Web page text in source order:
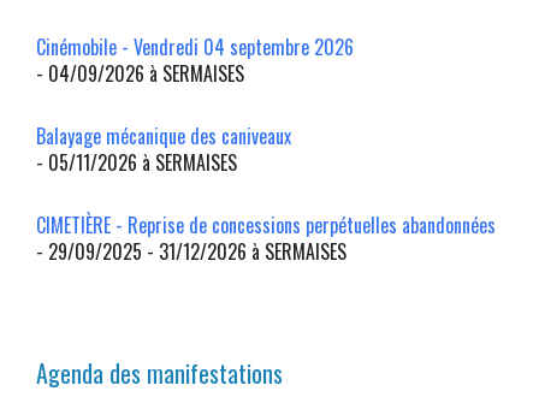
Cinémobile - Vendredi 04 septembre 2026
- 04/09/2026 à SERMAISES
Balayage mécanique des caniveaux
- 05/11/2026 à SERMAISES
CIMETIÈRE - Reprise de concessions perpétuelles abandonnées
- 29/09/2025 - 31/12/2026 à SERMAISES
Agenda des manifestations